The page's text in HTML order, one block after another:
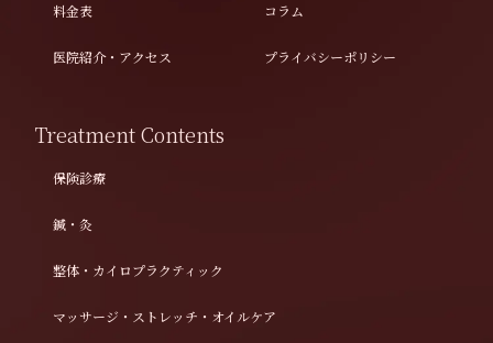
料金表
医院紹介・アクセス
コラム
プライバシーポリシー
Treatment Contents
保険診療
鍼・灸
整体・カイロプラクティック
マッサージ・ストレッチ・オイルケア